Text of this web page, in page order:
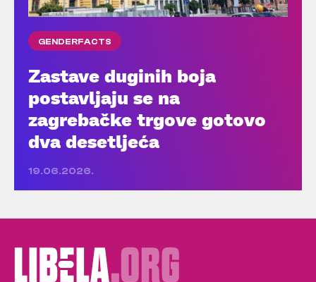
GENDERFACTS
Zastave duginih boja
postavljaju se na
zagrebačke trgove gotovo
dva desetljeća
19.06.2026.